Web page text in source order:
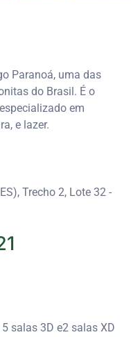
Paranoá, uma das
do Brasil. É o
em
e lazer.
Trecho 2, Lote 32 -
salas 3D e2 salas XD